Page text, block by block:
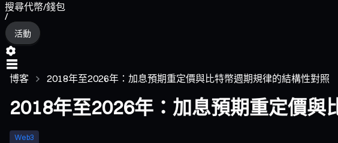
搜尋代幣/錢包
/
活動
博客 2018年至2026年：加息預期重定價與比特幣週期規律的結構性對照
2018年至2026年：加息預期重定價與
Web3